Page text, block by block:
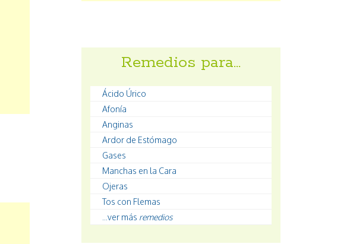
Remedios para…
Ácido Úrico
Afonía
Anginas
Ardor de Estómago
Gases
Manchas en la Cara
Ojeras
Tos con Flemas
...ver más remedios